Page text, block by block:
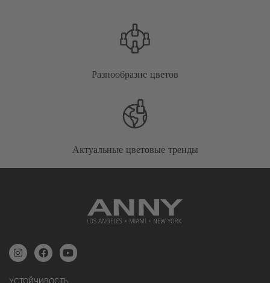
Разнообразие цветов
Актуальные цветовые тренды